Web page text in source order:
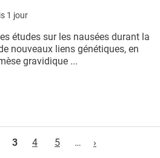
1 jour
études sur les nausées durant la
nouveaux liens génétiques, en
gravidique ...
3 4 5 … ›